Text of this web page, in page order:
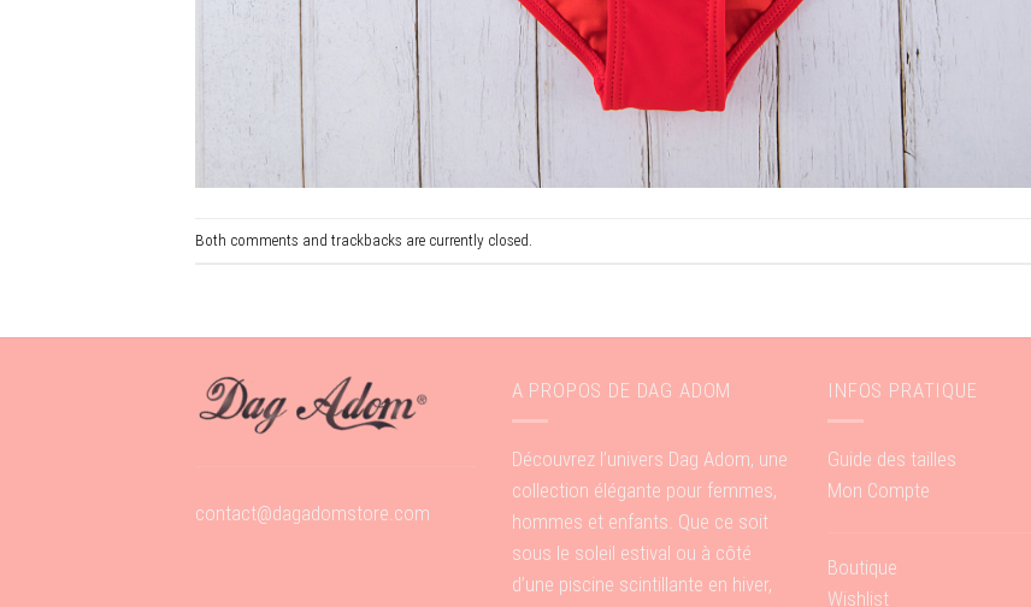
Both comments and trackbacks are currently closed.
contact@dagadomstore.com
A PROPOS DE DAG ADOM
Découvrez l’univers Dag Adom, une
collection élégante pour femmes,
hommes et enfants. Que ce soit
sous le soleil estival ou à côté
d’une piscine scintillante en hiver,
INFOS PRATIQUE
Guide des tailles
Mon Compte
Boutique
Wishlist